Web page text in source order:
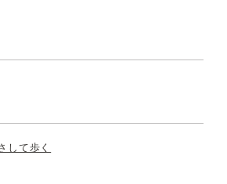
て歩く